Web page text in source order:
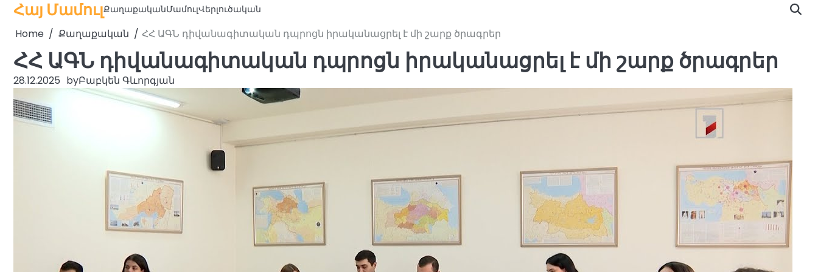
Skip
content
Հայ ՄամուլՔաղաքականՄամուլՎերլուծական
Home Քաղաքական ՀՀ ԱԳՆ դիվանագիտական դպրոցն իրականացրել է մի շարք ծրագրեր
ՀՀ ԱԳՆ դիվանագիտական դպրոցն իրականացրել է մի շարք ծրագրեր
28.12.2025 byԲաբկեն Գևորգյան